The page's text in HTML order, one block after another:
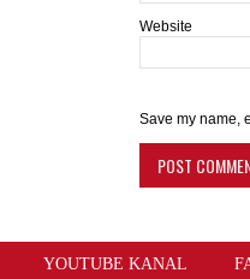
Website
Save my name,
YOUTUBE KANAL